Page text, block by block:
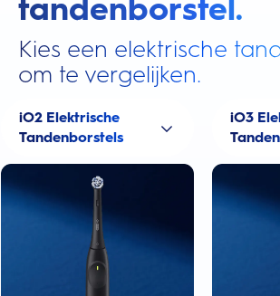
tandenborstel.
Kies een elektrische
om te vergelijken.
iO2 Elektrische
Tandenborstels
iO3